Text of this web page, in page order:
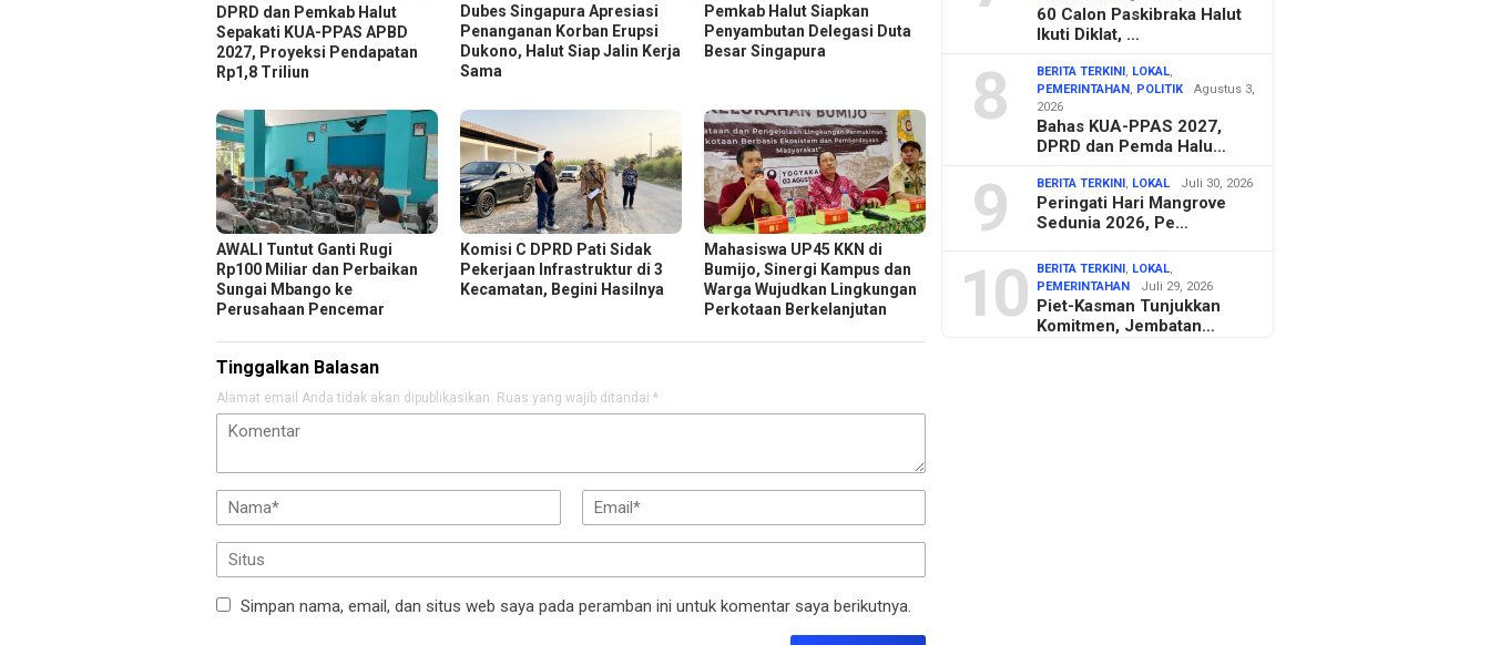
DPRD dan Pemkab Halut
Sepakati KUA-PPAS APBD
2027, Proyeksi Pendapatan
Rp1,8 Triliun
Dubes Singapura Apresiasi
Penanganan Korban Erupsi
Dukono, Halut Siap Jalin Kerja
Sama
Pemkab Halut Siapkan
Penyambutan Delegasi Duta
Besar Singapura
AWALI Tuntut Ganti Rugi
Rp100 Miliar dan Perbaikan
Sungai Mbango ke
Perusahaan Pencemar
Komisi C DPRD Pati Sidak
Pekerjaan Infrastruktur di 3
Kecamatan, Begini Hasilnya
Mahasiswa UP45 KKN di
Bumijo, Sinergi Kampus dan
Warga Wujudkan Lingkungan
Perkotaan Berkelanjutan
Tinggalkan Balasan
Alamat email Anda tidak akan dipublikasikan. Ruas yang wajib ditandai *
Simpan nama, email, dan situs web saya pada peramban ini untuk komentar saya berikutnya.
60 Calon Paskibraka Halut
Ikuti Diklat, …
8 BERITA TERKINI , LOKAL,
PEMERINTAHAN , POLITIK
Agustus 3,
2026
Bahas KUA-PPAS 2027,
DPRD dan Pemda Halu…
9 BERITA TERKINI , LOKAL Juli 30, 2026
Peringati Hari Mangrove
Sedunia 2026, Pe…
10 BERITA TERKINI , LOKAL,
PEMERINTAHAN
Juli 29, 2026
Piet-Kasman Tunjukkan
Komitmen, Jembatan…